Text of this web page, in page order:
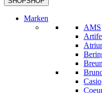
Marken
AMS
Casio